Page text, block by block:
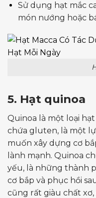
Sử dụng hạt mắc
món nướng hoặc
5. Hạt quinoa
Quinoa là một loại
chứa gluten, là một
muốn xây dựng cơ
lành mạnh. Quinoa
yếu, là những thành
cơ bắp và phục hồi
cũng rất giàu chất